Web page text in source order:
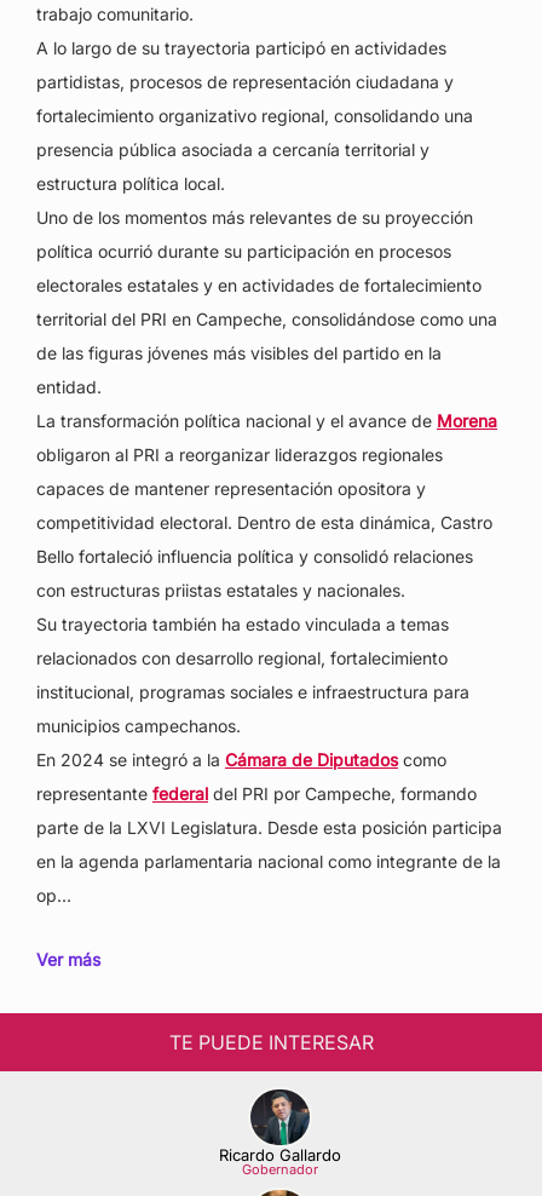
trabajo comunitario.
A lo largo de su trayectoria participó en actividades
partidistas, procesos de representación ciudadana y
fortalecimiento organizativo regional, consolidando una
presencia pública asociada a cercanía territorial y
estructura política local.
Uno de los momentos más relevantes de su proyección
política ocurrió durante su participación en procesos
electorales estatales y en actividades de fortalecimiento
territorial del PRI en Campeche, consolidándose como una
de las figuras jóvenes más visibles del partido en la
entidad.
La transformación política nacional y el avance de Morena
obligaron al PRI a reorganizar liderazgos regionales
capaces de mantener representación opositora y
competitividad electoral. Dentro de esta dinámica, Castro
Bello fortaleció influencia política y consolidó relaciones
con estructuras priistas estatales y nacionales.
Su trayectoria también ha estado vinculada a temas
relacionados con desarrollo regional, fortalecimiento
institucional, programas sociales e infraestructura para
municipios campechanos.
En 2024 se integró a la Cámara de Diputadoscomo
representante federal del PRI por Campeche, formando
parte de la LXVI Legislatura. Desde esta posición participa
en la agenda parlamentaria nacional como integrante de la
op…
Ver más
TE PUEDE INTERESAR
Ricardo Gallardo
Gobernador